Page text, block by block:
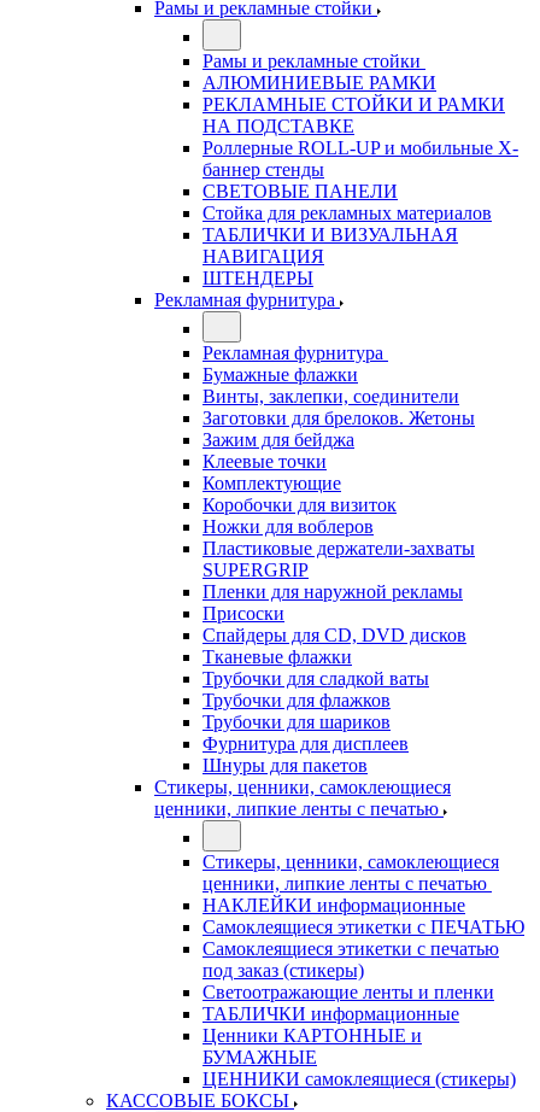
Рамы и рекламные стойки
Рамы и рекламные стойки
АЛЮМИНИЕВЫЕ РАМКИ
РЕКЛАМНЫЕ СТОЙКИ И РАМКИ
НА ПОДСТАВКЕ
Роллерные ROLL-UP и мобильные X-
баннер стенды
СВЕТОВЫЕ ПАНЕЛИ
Стойка для рекламных материалов
ТАБЛИЧКИ И ВИЗУАЛЬНАЯ
НАВИГАЦИЯ
ШТЕНДЕРЫ
Рекламная фурнитура
Рекламная фурнитура
Бумажные флажки
Винты, заклепки, соединители
Заготовки для брелоков. Жетоны
Зажим для бейджа
Клеевые точки
Комплектующие
Коробочки для визиток
Ножки для воблеров
Пластиковые держатели-захваты
SUPERGRIP
Пленки для наружной рекламы
Присоски
Спайдеры для CD, DVD дисков
Тканевые флажки
Трубочки для сладкой ваты
Трубочки для флажков
Трубочки для шариков
Фурнитура для дисплеев
Шнуры для пакетов
Стикеры, ценники, самоклеющиеся
ценники, липкие ленты с печатью
Стикеры, ценники, самоклеющиеся
ценники, липкие ленты с печатью
НАКЛЕЙКИ информационные
Самоклеящиеся этикетки с ПЕЧАТЬЮ
Самоклеящиеся этикетки с печатью
под заказ (стикеры)
Светоотражающие ленты и пленки
ТАБЛИЧКИ информационные
Ценники КАРТОННЫЕ и
БУМАЖНЫЕ
ЦЕННИКИ самоклеящиеся (стикеры)
КАССОВЫЕ БОКСЫ